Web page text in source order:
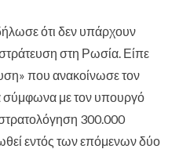
ότι δεν υπάρχουν
στη Ρωσία. Είπε
που ανακοίνωσε τον
σύμφωνα με τον υπουργό
300.000
εντός των επόμενων δύο